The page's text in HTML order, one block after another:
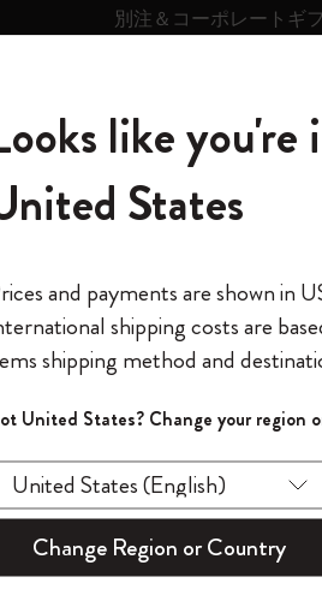
別注＆コーポレートギ
ステム
トとは
ン
」コレ
グ』コレク
ック
ン
コレクショ
レクション
物
り物
です
ズ・コレク
ステム
リー
の世界
サブカテゴリ
ール
レスキンの世界へよう
*メールアドレス
*パスワード
このデバイスで情報を保存
ログイン
で送料無料
ベストセラー
和紙テー
4個セット（メ
¥ 2,035
モレスキンの世界へよう
今すぐ会員登録して、
「WELCOME10」を入力す
回注文が10%オフ＋送料無
ます。セール・アウトレッ
適用外。
like you're
States
and payments are shown in
shipping costs are
shipping method and
United States? Change your region
Change Region or Country